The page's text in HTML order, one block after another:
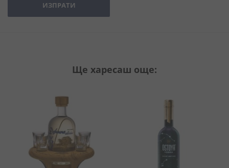
ИЗПРАТИ
Ще харесаш още: